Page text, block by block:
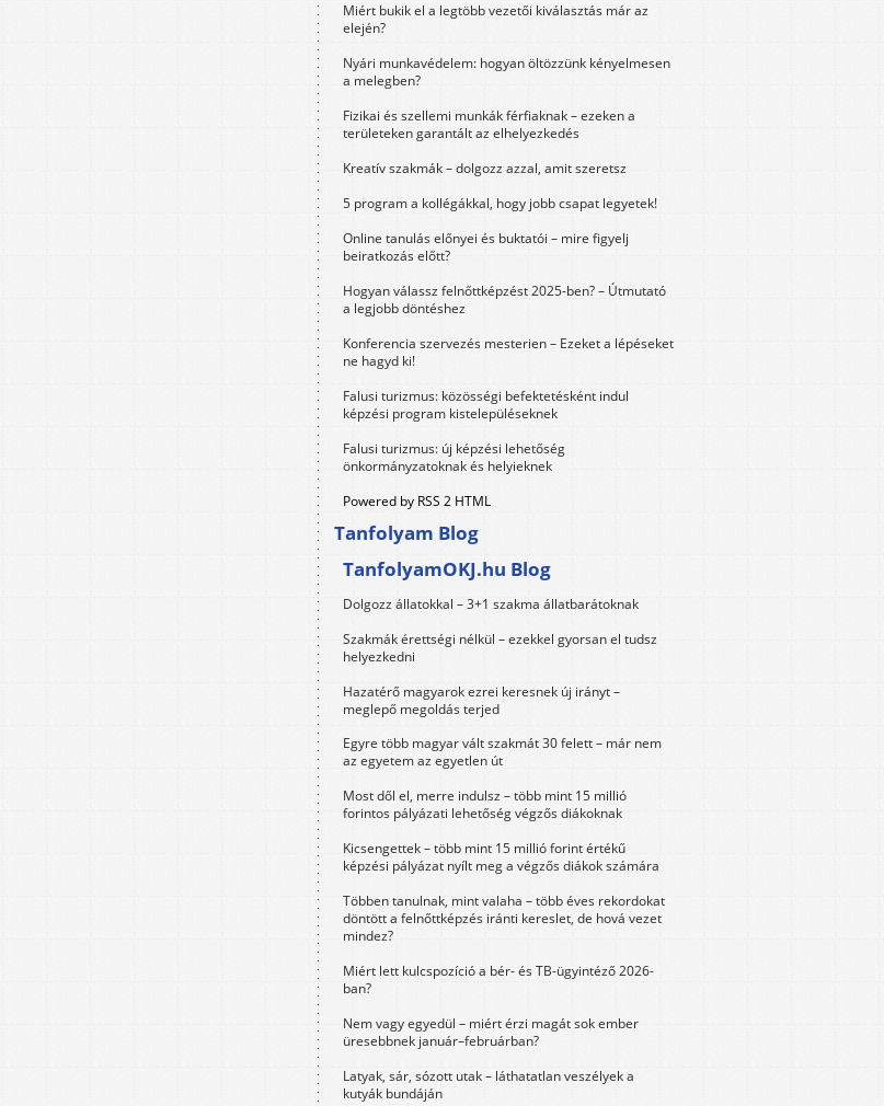
Miért bukik el a legtöbb vezetői kiválasztás már az
elején?
Nyári munkavédelem: hogyan öltözzünk kényelmesen
a melegben?
Fizikai és szellemi munkák férfiaknak – ezeken a
területeken garantált az elhelyezkedés
Kreatív szakmák – dolgozz azzal, amit szeretsz
5 program a kollégákkal, hogy jobb csapat legyetek!
Online tanulás előnyei és buktatói – mire figyelj
beiratkozás előtt?
Hogyan válassz felnőttképzést 2025-ben? – Útmutató
a legjobb döntéshez
Konferencia szervezés mesterien – Ezeket a lépéseket
ne hagyd ki!
Falusi turizmus: közösségi befektetésként indul
képzési program kistelepüléseknek
Falusi turizmus: új képzési lehetőség
önkormányzatoknak és helyieknek
Powered by RSS 2 HTML
Tanfolyam Blog
TanfolyamOKJ.hu Blog
Dolgozz állatokkal – 3+1 szakma állatbarátoknak
Szakmák érettségi nélkül – ezekkel gyorsan el tudsz
helyezkedni
Hazatérő magyarok ezrei keresnek új irányt –
meglepő megoldás terjed
Egyre több magyar vált szakmát 30 felett – már nem
az egyetem az egyetlen út
Most dől el, merre indulsz – több mint 15 millió
forintos pályázati lehetőség végzős diákoknak
Kicsengettek – több mint 15 millió forint értékű
képzési pályázat nyílt meg a végzős diákok számára
Többen tanulnak, mint valaha – több éves rekordokat
döntött a felnőttképzés iránti kereslet, de hová vezet
mindez?
Miért lett kulcspozíció a bér- és TB-ügyintéző 2026-
ban?
Nem vagy egyedül – miért érzi magát sok ember
üresebbnek január–februárban?
Latyak, sár, sózott utak – láthatatlan veszélyek a
kutyák bundáján